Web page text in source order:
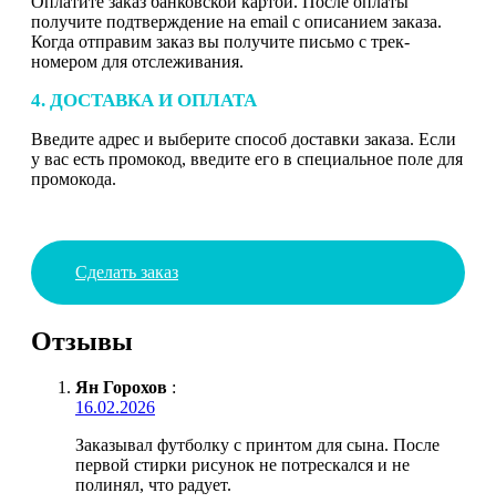
получите подтверждение на email с описанием заказа.
Когда отправим заказ вы получите письмо с трек-
номером для отслеживания.
4. ДОСТАВКА И ОПЛАТА
Введите адрес и выберите способ доставки заказа. Если
у вас есть промокод, введите его в специальное поле для
промокода.
Сделать заказ
Отзывы
Ян Горохов :
16.02.2026
Заказывал футболку с принтом для сына. После
первой стирки рисунок не потрескался и не
полинял, что радует.